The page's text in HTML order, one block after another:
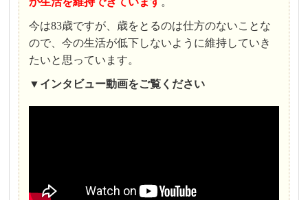
今は83歳ですが、歳をとるのは仕方のないことな
ので、今の生活が低下しないように維持していき
たいと思っています。
▼ インタビュー動画をご覧ください